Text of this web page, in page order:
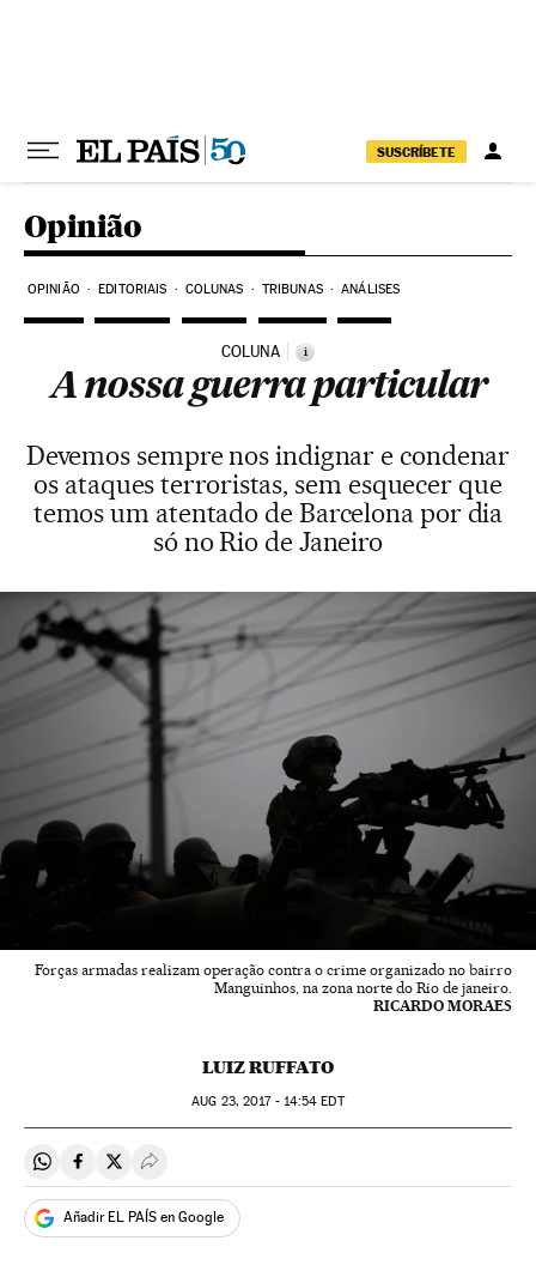
SUSCRÍBETE
Opinião
OPINIÃO EDITORIAIS COLUNAS TRIBUNAS ANÁLISES
COLUNA i
A nossa guerra particular
Devemos sempre nos indignar e condenar
os ataques terroristas, sem esquecer que
temos um atentado de Barcelona por dia
só no Rio de Janeiro
Forças armadas realizam operação contra o crime organizado no bairro
Manguinhos, na zona norte do Rio de janeiro.
RICARDO MORAES
LUIZ RUFFATO
AUG 23, 2017 - 14:54 EDT
Compartir en Whatsapp
Compartir en Facebook
Compartir en Twitter
Desplegar Redes Sociales
Añadir EL PAÍS en Google